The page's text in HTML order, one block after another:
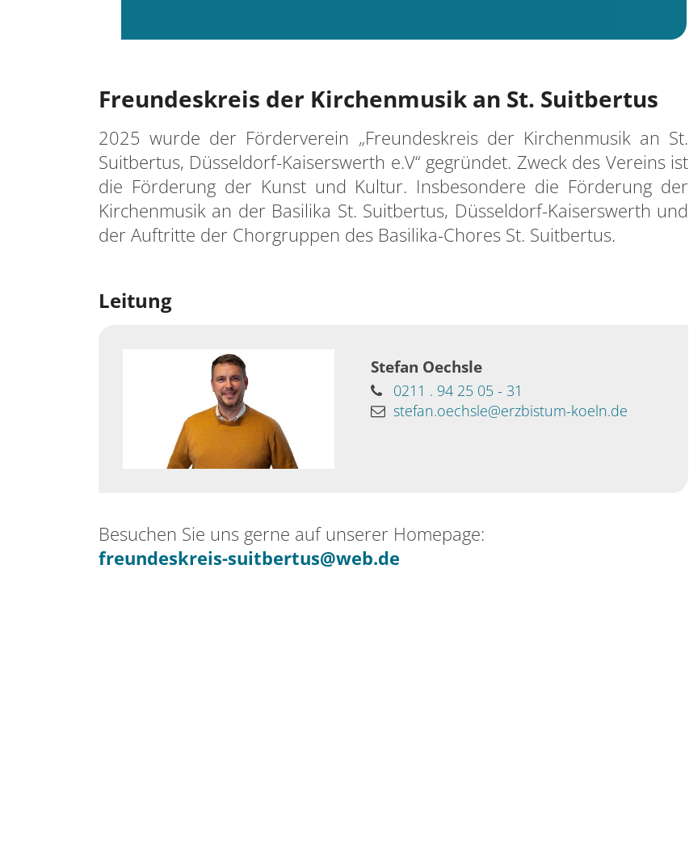
Freundeskreis der Kirchenmusik an St. Suitbertus
2025 wurde der Förderverein „Freundeskreis der Kirchenmusik an St.
Suitbertus, Düsseldorf-Kaiserswerth e.V“ gegründet. Zweck des Vereins ist
die Förderung der Kunst und Kultur. Insbesondere die Förderung der
Kirchenmusik an der Basilika St. Suitbertus, Düsseldorf-Kaiserswerth und
der Auftritte der Chorgruppen des Basilika-Chores St. Suitbertus.
Leitung
Stefan Oechsle
0211 . 94 25 05 - 31
stefan.oechsle@erzbistum-koeln.de
Besuchen Sie uns gerne auf unserer Homepage:
freundeskreis-suitbertus@web.de